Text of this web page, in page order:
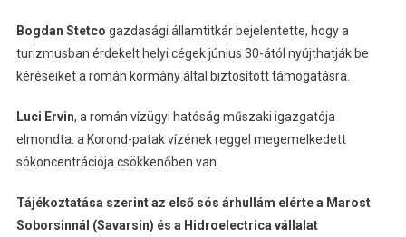
Bogdan Stetco gazdasági államtitkár bejelentette, hogy a
turizmusban érdekelt helyi cégek június 30-ától nyújthatják be
kéréseiket a román kormány által biztosított támogatásra.
Luci Ervin, a román vízügyi hatóság műszaki igazgatója
elmondta: a Korond-patak vízének reggel megemelkedett
sókoncentrációja csökkenőben van.
Tájékoztatása szerint az első sós árhullám elérte a Marost
Soborsinnál (Savarsin) és a Hidroelectrica vállalat